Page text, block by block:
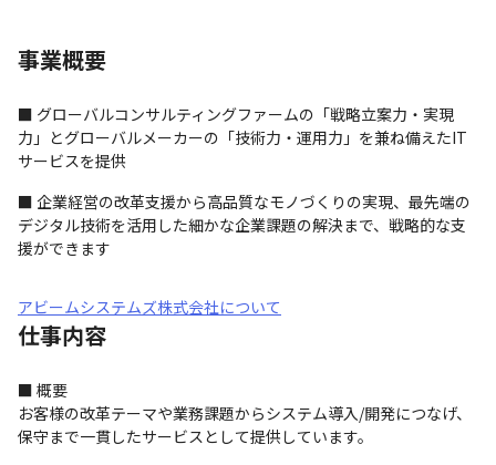
事業概要
■ グローバルコンサルティングファームの「戦略立案力・実現
力」とグローバルメーカーの「技術力・運用力」を兼ね備えたIT
サービスを提供
■ 企業経営の改革支援から高品質なモノづくりの実現、最先端の
デジタル技術を活用した細かな企業課題の解決まで、戦略的な支
援ができます
アビームシステムズ株式会社について
仕事内容
■ 概要
お客様の改革テーマや業務課題からシステム導入/開発につなげ、
保守まで一貫したサービスとして提供しています。